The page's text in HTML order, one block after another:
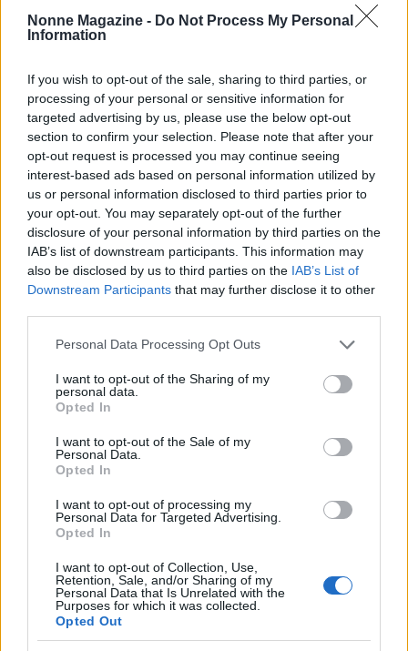
Nonne Magazine - Do Not Process My Personal
Information
If you wish to opt-out of the sale, sharing to third parties, or
processing of your personal or sensitive information for
targeted advertising by us, please use the below opt-out
section to confirm your selection. Please note that after your
opt-out request is processed you may continue seeing
interest-based ads based on personal information utilized by
us or personal information disclosed to third parties prior to
your opt-out. You may separately opt-out of the further
disclosure of your personal information by third parties on the
IAB’s list of downstream participants. This information may
also be disclosed by us to third parties on the IAB’s List of
Downstream Participants that may further disclose it to other
Please note that this website/app uses one or more Google
not limited to your visit or usage behaviour. You may click to
grant or deny consent to Google and its third-party tags to
use your data for below specified purposes in below Google
consent section.
Personal Data Processing Opt Outs
I want to opt-out of the Sharing of my
personal data.
Opted In
I want to opt-out of the Sale of my
Personal Data.
Opted In
I want to opt-out of processing my
Personal Data for Targeted Advertising.
Opted In
I want to opt-out of Collection, Use,
Retention, Sale, and/or Sharing of my
Personal Data that Is Unrelated with the
Purposes for which it was collected.
Opted Out
la soddisfazione del cliente.
costante con i clienti, raccogliendo feedback e
suggerimenti per migliorare continuamente
l’offerta. L’ottimizzazione deve essere un processo
continuo, che si basa sui dati e sull’analisi del
comportamento degli utenti. E tu, quali strategie
pensi possano funzionare meglio per valorizzare le
bellezze della Puglia?
AUTORE
AiAdhubMedia